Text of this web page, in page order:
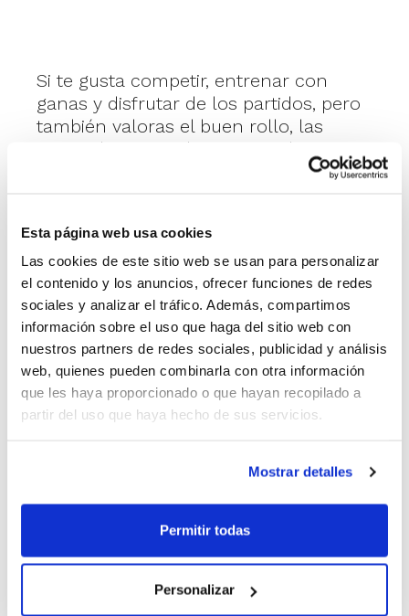
Esta página web usa cookies
Las cookies de este sitio web se usan para personalizar
el contenido y los anuncios, ofrecer funciones de redes
sociales y analizar el tráfico. Además, compartimos
información sobre el uso que haga del sitio web con
nuestros partners de redes sociales, publicidad y análisis
web, quienes pueden combinarla con otra información
que les haya proporcionado o que hayan recopilado a
partir del uso que haya hecho de sus servicios.
Mostrar detalles
Permitir todas
Personalizar
Si te gusta competir, entrenar con
ganas y disfrutar de los partidos, pero
también valoras el buen rollo, las
cenas de equipo, las risas en los
entrenamientos y formar parte de un
Somos un club donde nos gusta darlo
todo en la pista, sin olvidarnos de lo
importante que es disfrutar del camino
y compartirlo con las compañeras.
Tanto si llevas años jugando como si
encontrarás un equipo con ganas de
crecer, competir y pasarlo bien.